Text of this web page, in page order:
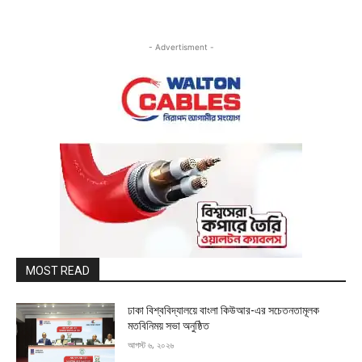
- Advertisment -
MOST READ
ঢাকা বিশ্ববিদ্যালয়ে বাংলা কিউআর-এর সচেতনতামূলক
মতবিনিময় সভা অনুষ্ঠিত
আগস্ট ৬, ২০২৬